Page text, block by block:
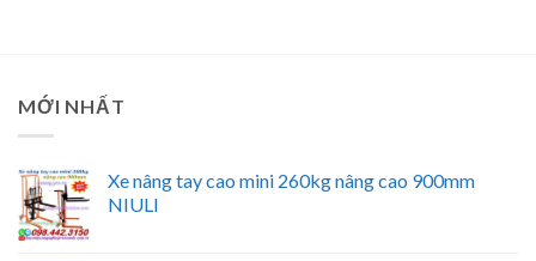
MỚI NHẤT
Xe nâng tay cao mini 260kg nâng cao 900mm
NIULI